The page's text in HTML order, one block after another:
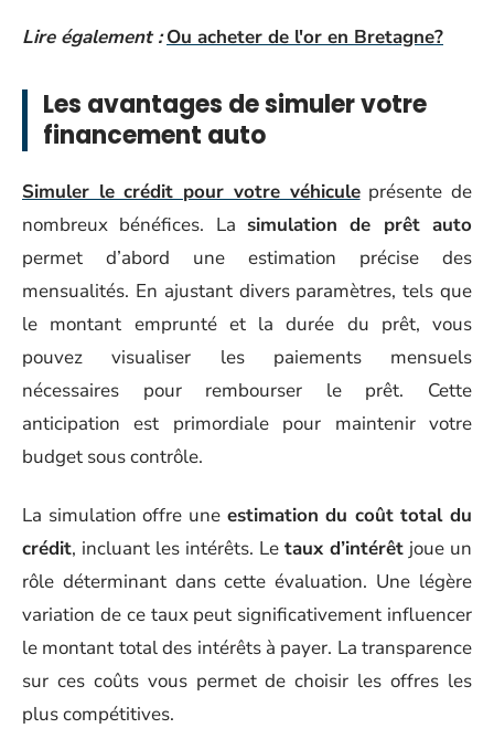
Lire également : Ou acheter de l'or en Bretagne?
Les avantages de simuler votre
financement auto
Simuler le crédit pour votre véhiculeprésente de
nombreux bénéfices. La simulation de prêt auto
permet d’abord une estimation précise des
mensualités. En ajustant divers paramètres, tels que
le montant emprunté et la durée du prêt, vous
pouvez visualiser les paiements mensuels
nécessaires pour rembourser le prêt. Cette
anticipation est primordiale pour maintenir votre
budget sous contrôle.
La simulation offre une estimation du coût total du
crédit, incluant les intérêts. Le taux d’intérêt joue un
rôle déterminant dans cette évaluation. Une légère
variation de ce taux peut significativement influencer
le montant total des intérêts à payer. La transparence
sur ces coûts vous permet de choisir les offres les
plus compétitives.